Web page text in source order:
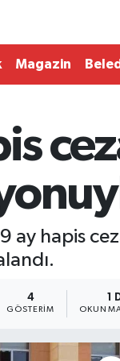
Magazin
ay hapis
4
GÖSTERIM
1
OKUNMA